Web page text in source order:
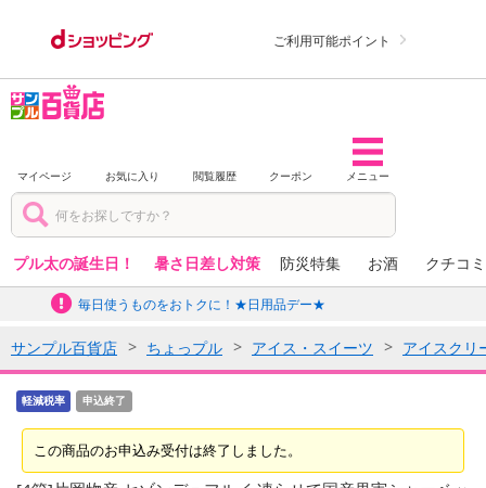
ご利用可能ポイント
マイページ お気に入り 閲覧履歴 クーポン メニュー
プル太の誕生日！ 暑さ日差し対策 防災特集 お酒 クチコ
毎日使うものをおトクに！★日用品デー★
サンプル百貨店 ちょっプル アイス・スイーツ アイスクリ
軽減税率 申込終了
この商品のお申込み受付は終了しました。